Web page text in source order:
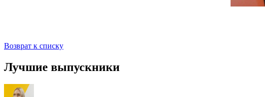
Возврат к списку
Лучшие выпускники